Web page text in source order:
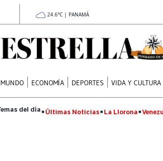
24.6°C | PANAMÁ
MUNDO ECONOMÍA DEPORTES VIDA Y CULTURA
Últimas Noticias La Llorona